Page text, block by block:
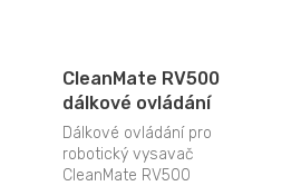
CleanMate RV500
dálkové ovládání
Dálkové ovládání pro
robotický vysavač
CleanMate RV500